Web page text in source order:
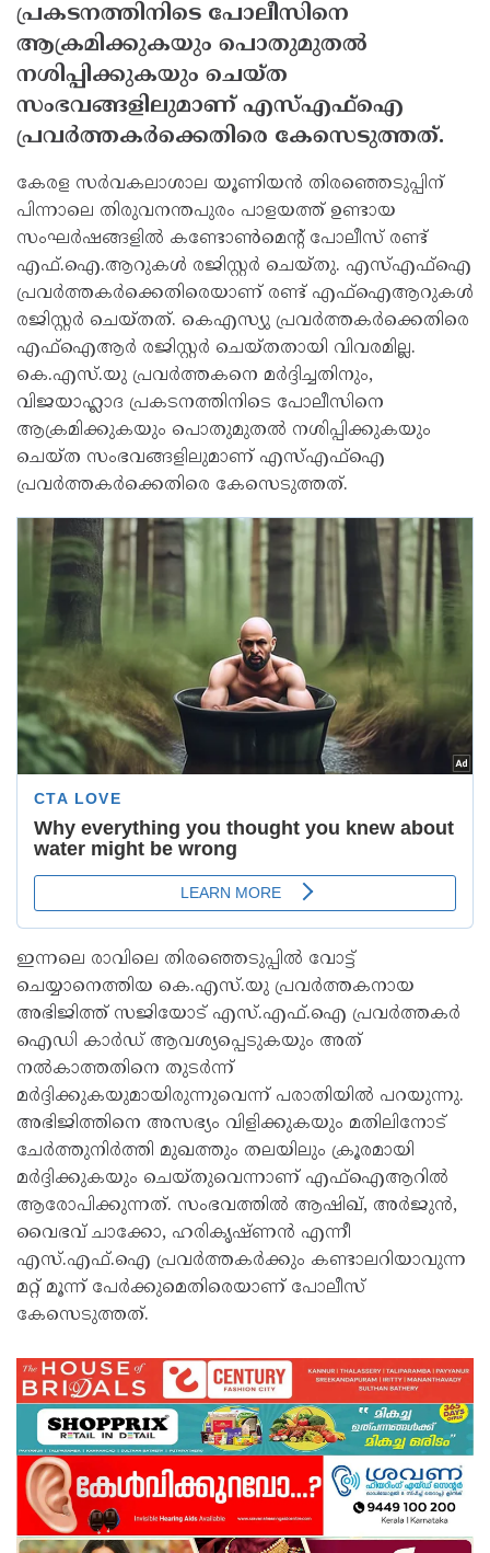
പ്രകടനത്തിനിടെ പോലീസിനെ
ആക്രമിക്കുകയും പൊതുമുതല്‍
നശിപ്പിക്കുകയും ചെയ്ത
സംഭവങ്ങളിലുമാണ് എസ്എഫ്‌ഐ
പ്രവര്‍ത്തകര്‍ക്കെതിരെ കേസെടുത്തത്.
കേരള സര്‍വകലാശാല യൂണിയന്‍ തിരഞ്ഞെടുപ്പിന്
പിന്നാലെ തിരുവനന്തപുരം പാളയത്ത് ഉണ്ടായ
സംഘര്‍ഷങ്ങളില്‍ കണ്ടോണ്‍മെന്റ് പോലീസ് രണ്ട്
എഫ്.ഐ.ആറുകള്‍ രജിസ്റ്റര്‍ ചെയ്തു. എസ്എഫ്‌ഐ
പ്രവര്‍ത്തകര്‍ക്കെതിരെയാണ് രണ്ട് എഫ്‌ഐആറുകള്‍
രജിസ്റ്റര്‍ ചെയ്തത്. കെഎസ്യു പ്രവര്‍ത്തകര്‍ക്കെതിരെ
എഫ്‌ഐആര്‍ രജിസ്റ്റര്‍ ചെയ്തതായി വിവരമില്ല.
കെ.എസ്.യു പ്രവര്‍ത്തകനെ മര്‍ദ്ദിച്ചതിനും,
വിജയാഹ്ലാദ പ്രകടനത്തിനിടെ പോലീസിനെ
ആക്രമിക്കുകയും പൊതുമുതല്‍ നശിപ്പിക്കുകയും
ചെയ്ത സംഭവങ്ങളിലുമാണ് എസ്എഫ്‌ഐ
പ്രവര്‍ത്തകര്‍ക്കെതിരെ കേസെടുത്തത്.
ഇന്നലെ രാവിലെ തിരഞ്ഞെടുപ്പില്‍ വോട്ട്
ചെയ്യാനെത്തിയ കെ.എസ്.യു പ്രവര്‍ത്തകനായ
അഭിജിത്ത് സജിയോട് എസ്.എഫ്.ഐ പ്രവര്‍ത്തകര്‍
ഐഡി കാര്‍ഡ് ആവശ്യപ്പെടുകയും അത്
നല്‍കാത്തതിനെ തുടര്‍ന്ന്
മര്‍ദ്ദിക്കുകയുമായിരുന്നുവെന്ന് പരാതിയില്‍ പറയുന്നു.
അഭിജിത്തിനെ അസഭ്യം വിളിക്കുകയും മതിലിനോട്
ചേര്‍ത്തുനിര്‍ത്തി മുഖത്തും തലയിലും ക്രൂരമായി
മര്‍ദ്ദിക്കുകയും ചെയ്തുവെന്നാണ് എഫ്‌ഐആറില്‍
ആരോപിക്കുന്നത്. സംഭവത്തില്‍ ആഷിഖ്, അര്‍ജുന്‍,
വൈഭവ് ചാക്കോ, ഹരികൃഷ്ണന്‍ എന്നീ
എസ്.എഫ്.ഐ പ്രവര്‍ത്തകര്‍ക്കും കണ്ടാലറിയാവുന്ന
മറ്റ് മൂന്ന് പേര്‍ക്കുമെതിരെയാണ് പോലീസ്
കേസെടുത്തത്.